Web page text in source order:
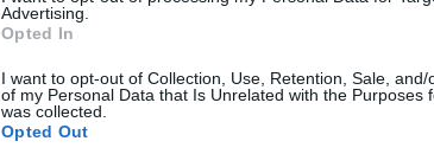
Advertising.
Opted In
I want to opt-out of Collection, Use, Retention, Sale, and/
of my Personal Data that Is Unrelated with the Purposes
was collected.
Opted Out